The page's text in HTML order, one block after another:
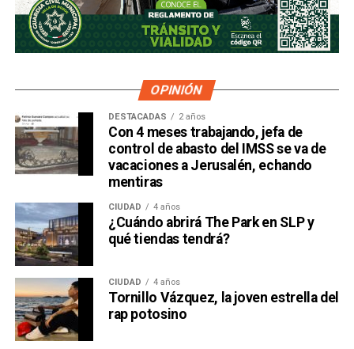
OPINIÓN
DESTACADAS 2 años
Con 4 meses trabajando, jefa de
control de abasto del IMSS se va de
vacaciones a Jerusalén, echando
mentiras
CIUDAD 4 años
¿Cuándo abrirá The Park en SLP y
qué tiendas tendrá?
CIUDAD 4 años
Tornillo Vázquez, la joven estrella del
rap potosino